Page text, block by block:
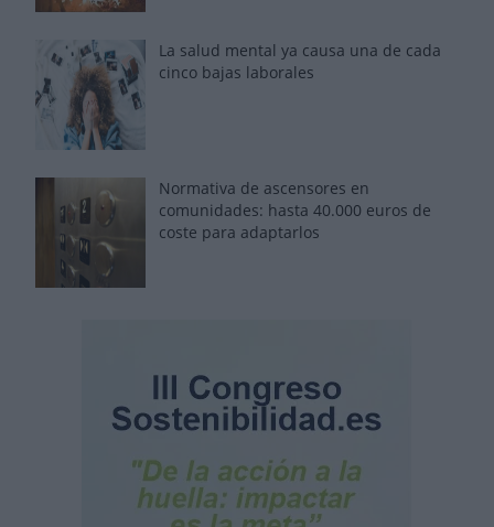
La salud mental ya causa una de cada
cinco bajas laborales
Normativa de ascensores en
comunidades: hasta 40.000 euros de
coste para adaptarlos